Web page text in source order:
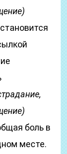
боль в
месте.